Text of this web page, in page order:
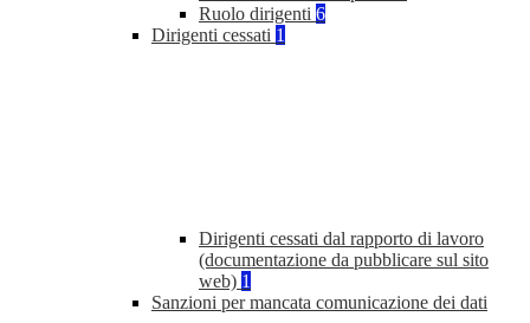
Ruolo dirigenti 6
Dirigenti cessati 1
Dirigenti cessati dal rapporto di lavoro
(documentazione da pubblicare sul sito
web) 1
Sanzioni per mancata comunicazione dei dati